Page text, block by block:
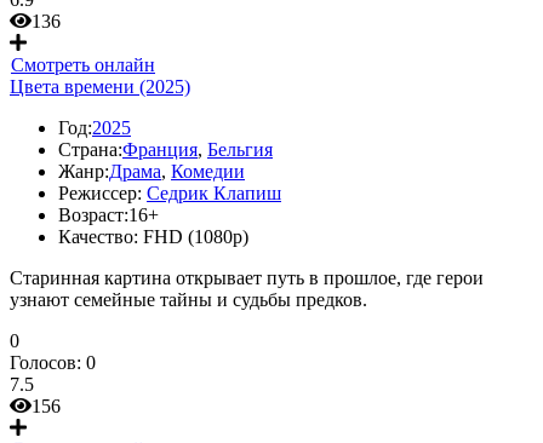
136
Смотреть онлайн
Цвета времени (2025)
Год:2025
Страна:Франция, Бельгия
Жанр:Драма, Комедии
Режиссер: Седрик Клапиш
Возраст:16+
Качество: FHD (1080p)
Старинная картина открывает путь в прошлое, где герои
узнают семейные тайны и судьбы предков.
0
Голосов: 0
7.5
156